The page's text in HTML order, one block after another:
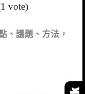
vote)
、議題、方法，